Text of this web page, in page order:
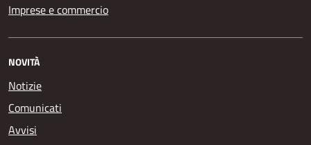
Imprese e commercio
NOVITÀ
Notizie
Comunicati
Avvisi